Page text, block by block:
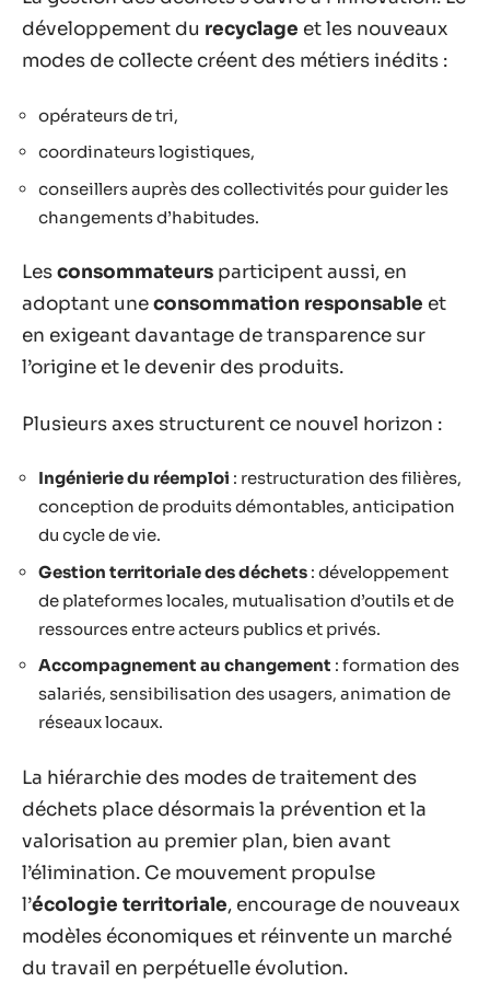
développement du recyclage et les nouveaux
modes de collecte créent des métiers inédits :
opérateurs de tri,
coordinateurs logistiques,
conseillers auprès des collectivités pour guider les
changements d’habitudes.
Lesconsommateurs participent aussi, en
adoptant uneconsommation responsable et
en exigeant davantage de transparence sur
l’origine et le devenir des produits.
Plusieurs axes structurent ce nouvel horizon :
Ingénierie du réemploi : restructuration des filières,
conception de produits démontables, anticipation
du cycle de vie.
Gestion territoriale des déchets : développement
de plateformes locales, mutualisation d’outils et de
ressources entre acteurs publics et privés.
Accompagnement au changement : formation des
salariés, sensibilisation des usagers, animation de
réseaux locaux.
La hiérarchie des modes de traitement des
déchets place désormais la prévention et la
valorisation au premier plan, bien avant
l’élimination. Ce mouvement propulse
l’écologie territoriale, encourage de nouveaux
modèles économiques et réinvente un marché
du travail en perpétuelle évolution.